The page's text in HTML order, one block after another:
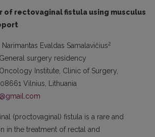
of rectovaginal fistula using musculus
, Narimantas Evaldas Samalavičius2
surgery residency
Institute, Clinic of Surgery,
Vilnius, Lithuania
(proctovaginal) fistula is a rare and
in the treatment of rectal and